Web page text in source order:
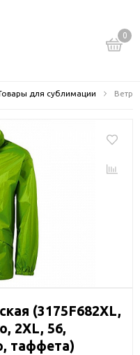
0
для сублимации
(3175F682XL,
2XL, 56,
таффета)